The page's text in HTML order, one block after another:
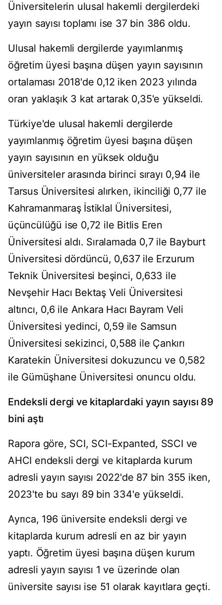
Üniversitelerin ulusal hakemli dergilerdeki
yayın sayısı toplamı ise 37 bin 386 oldu.
Ulusal hakemli dergilerde yayımlanmış
öğretim üyesi başına düşen yayın sayısının
ortalaması 2018'de 0,12 iken 2023 yılında
oran yaklaşık 3 kat artarak 0,35'e yükseldi.
Türkiye'de ulusal hakemli dergilerde
yayımlanmış öğretim üyesi başına düşen
yayın sayısının en yüksek olduğu
üniversiteler arasında birinci sırayı 0,94 ile
Tarsus Üniversitesi alırken, ikinciliği 0,77 ile
Kahramanmaraş İstiklal Üniversitesi,
üçüncülüğü ise 0,72 ile Bitlis Eren
Üniversitesi aldı. Sıralamada 0,7 ile Bayburt
Üniversitesi dördüncü, 0,637 ile Erzurum
Teknik Üniversitesi beşinci, 0,633 ile
Nevşehir Hacı Bektaş Veli Üniversitesi
altıncı, 0,6 ile Ankara Hacı Bayram Veli
Üniversitesi yedinci, 0,59 ile Samsun
Üniversitesi sekizinci, 0,588 ile Çankırı
Karatekin Üniversitesi dokuzuncu ve 0,582
ile Gümüşhane Üniversitesi onuncu oldu.
Endeksli dergi ve kitaplardaki yayın sayısı 89
bini aştı
Rapora göre, SCI, SCI-Expanted, SSCI ve
AHCI endeksli dergi ve kitaplarda kurum
adresli yayın sayısı 2022'de 87 bin 355 iken,
2023'te bu sayı 89 bin 334'e yükseldi.
Ayrıca, 196 üniversite endeksli dergi ve
kitaplarda kurum adresli en az bir yayın
yaptı. Öğretim üyesi başına düşen kurum
adresli yayın sayısı 1 ve üzerinde olan
üniversite sayısı ise 51 olarak kayıtlara geçti.